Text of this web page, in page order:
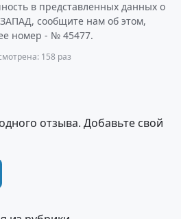
в представленных данных о
сообщите нам об этом,
номер - № 45477.
158 раз
отзыва. Добавьте свой